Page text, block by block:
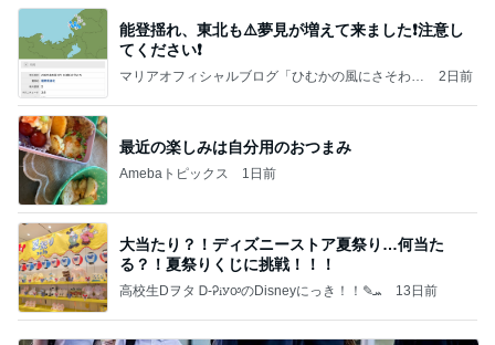
能登揺れ、東北も⚠️夢見が増えて来ました❗️注意し
てください❗️
マリアオフィシャルブログ「ひむかの風にさそわれ
2日前
最近の楽しみは自分用のおつまみ
Amebaトピックス 1日前
大当たり？！ディズニーストア夏祭り…何当た
る？！夏祭りくじに挑戦！！！
高校生Dヲタ Ꭰ-ᎮꭵꭹꭴのDisneyにっき！！✎ܚ 13日前